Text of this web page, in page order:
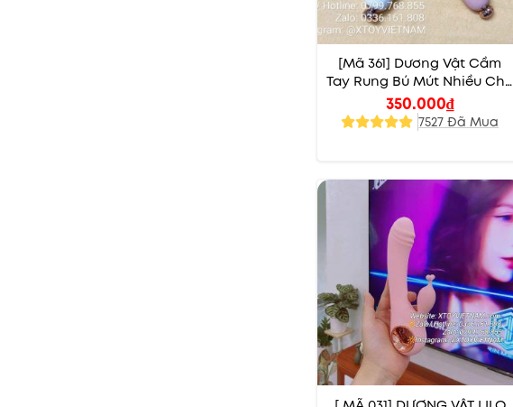
[Mã 361] Dương Vật Cầm
Tay Rung Bú Mút Nhiều Chế
Độ
350.000₫
7527 Đã Mua